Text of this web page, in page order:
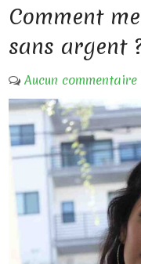
Comment
sans argent
Aucun commentaire